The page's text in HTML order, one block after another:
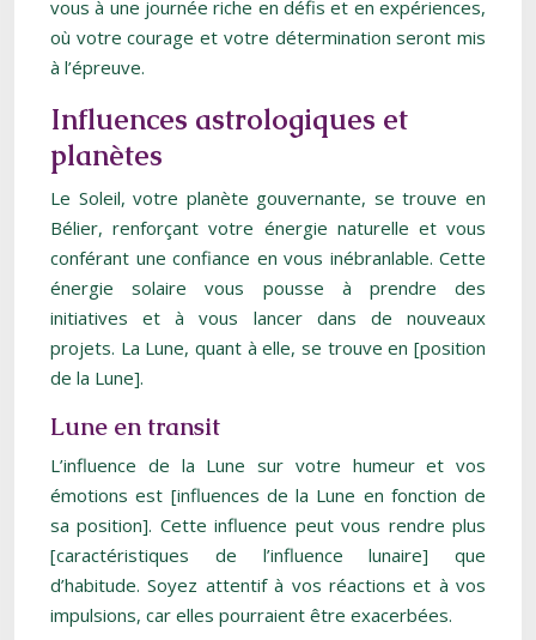
vous à une journée riche en défis et en expériences,
où votre courage et votre détermination seront mis
à l’épreuve.
Influences astrologiques et
planètes
Le Soleil, votre planète gouvernante, se trouve en
Bélier, renforçant votre énergie naturelle et vous
conférant une confiance en vous inébranlable. Cette
énergie solaire vous pousse à prendre des
initiatives et à vous lancer dans de nouveaux
projets. La Lune, quant à elle, se trouve en [position
de la Lune].
Lune en transit
L’influence de la Lune sur votre humeur et vos
émotions est [influences de la Lune en fonction de
sa position]. Cette influence peut vous rendre plus
[caractéristiques de l’influence lunaire] que
d’habitude. Soyez attentif à vos réactions et à vos
impulsions, car elles pourraient être exacerbées.